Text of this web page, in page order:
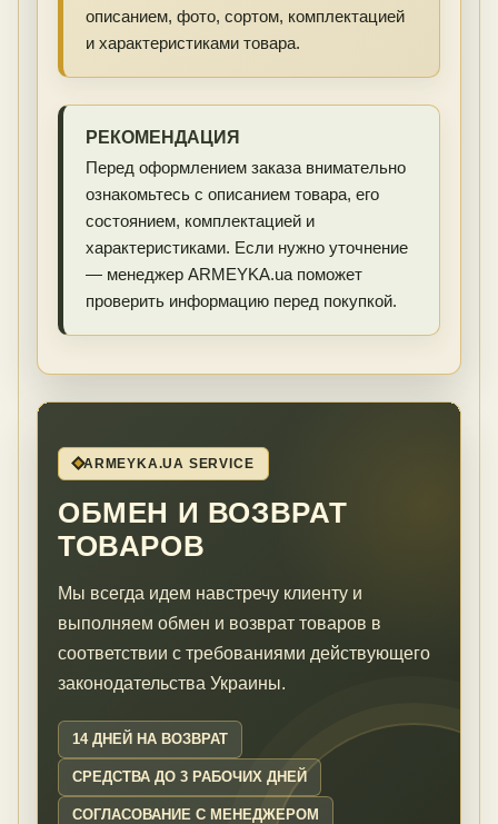
описанием, фото, сортом, комплектацией
и характеристиками товара.
РЕКОМЕНДАЦИЯ
Перед оформлением заказа внимательно
ознакомьтесь с описанием товара, его
состоянием, комплектацией и
характеристиками. Если нужно уточнение
— менеджер ARMEYKA.ua поможет
проверить информацию перед покупкой.
ARMEYKA.UA SERVICE
ОБМЕН И ВОЗВРАТ
ТОВАРОВ
Мы всегда идем навстречу клиенту и
выполняем обмен и возврат товаров в
соответствии с требованиями действующего
законодательства Украины.
14 ДНЕЙ НА ВОЗВРАТ
СРЕДСТВА ДО 3 РАБОЧИХ ДНЕЙ
СОГЛАСОВАНИЕ С МЕНЕДЖЕРОМ